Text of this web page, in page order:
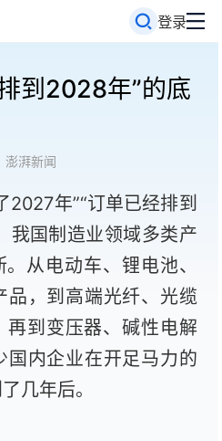
登录
到2028年”的底
澎湃新闻
2027年”“订单已经排到
我国制造业领域多类产
从电动车、锂电池、
品，到高端光纤、光缆
再到变压器、碱性电解
国内企业在开足马力的
几年后。